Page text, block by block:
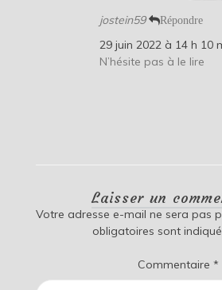
jostein59 Répondre
29 juin 2022 à 14 h 10
N’hésite pas à le lire
Laisser un
Votre adresse e-mail ne sera pas
obligatoires sont
Commentaire *